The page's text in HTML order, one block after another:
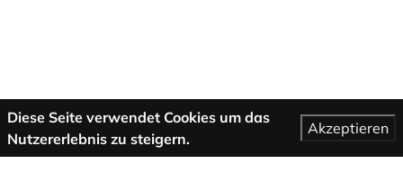
Diese Seite verwendet Cookies um das
Nutzererlebnis zu steigern.
Akzeptieren